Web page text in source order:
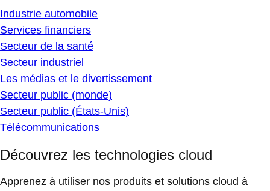
Industrie automobile
Services financiers
Secteur de la santé
Secteur industriel
Les médias et le divertissement
Secteur public (monde)
Secteur public (États-Unis)
Télécommunications
Découvrez les technologies cloud
Apprenez à utiliser nos produits et solutions cloud à